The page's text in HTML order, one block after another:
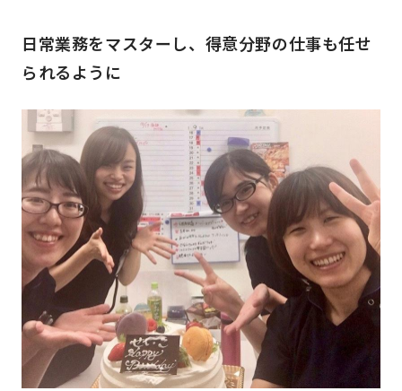
日常業務をマスターし、得意分野の仕事も任せ
られるように